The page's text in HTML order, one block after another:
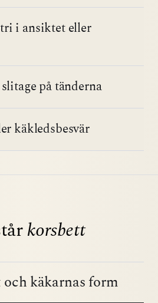
i ansiktet eller
på tänderna
käkledsbesvär
korsbett
käkarnas form